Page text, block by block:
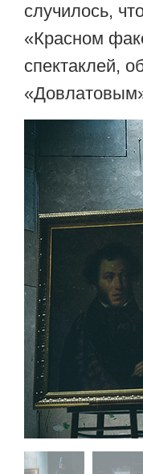
случилось,
«Красном
спектаклей,